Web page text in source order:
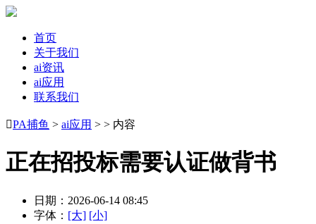
首页
关于我们
ai资讯
ai应用
联系我们
PA捕鱼 > ai应用 > > 内容
正在招投标需要认证做背书
日期：2026-06-14 08:45
字体： [大] [小]